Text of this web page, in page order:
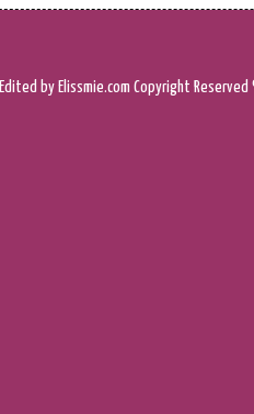
Edited by Elissmie.com Copyright Reserved